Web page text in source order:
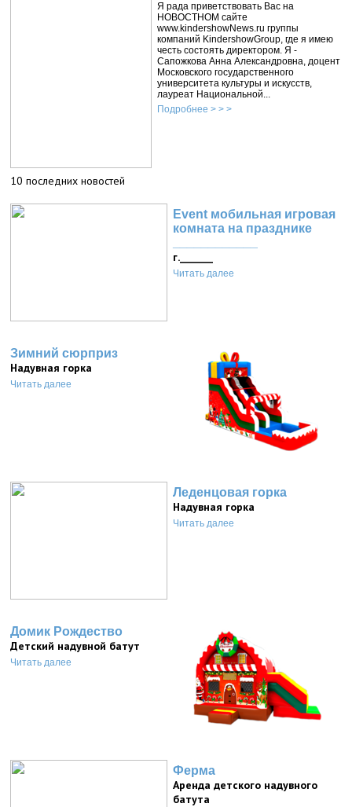
Я рада приветствовать Вас на
НОВОСТНОМ сайте
www.kindershowNews.ru группы
компаний KindershowGroup, где я имею
честь состоять директором. Я -
Сапожкова Анна Александровна, доцент
Московского государственного
университета культуры и искусств,
лауреат Национальной...
Подробнее > > >
10 последних новостей
Event мобильная игровая
комната на празднике
г._______
Читать далее
Зимний сюрприз
Надувная горка
Читать далее
Леденцовая горка
Надувная горка
Читать далее
Домик Рождество
Детский надувной батут
Читать далее
Ферма
Аренда детского надувного
батута